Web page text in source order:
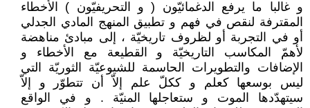
و غالبا ما يرفع الدغمائيّون ( و التحريفيّون ) الأخطاء
المقترفة لنقص في فهم و تطبيق المنهج المادي الجدلي
أو في التجربة أو لظروف تاريخيّة ، إلى مبادئ مناهضة
لأهمّ المكاسب التاريخيّة و القطيعة مع الأخطاء و
الإضافات والتطويرات الحاسمة للشيوعيّة الثوريّة التي
ليس بوسعها كعلم و ككلّ علم إلاّ أن تتطوّر و إلاّ
سيتهدّدها الموت و ستعاجلها المنيّة . و في الواقع